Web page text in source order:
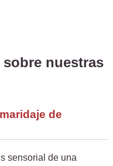
nuestras
de
sensorial de una